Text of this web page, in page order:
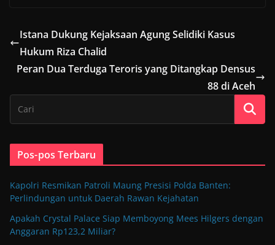
Istana Dukung Kejaksaan Agung Selidiki Kasus
Hukum Riza Chalid
Peran Dua Terduga Teroris yang Ditangkap Densus
88 di Aceh
Pos-pos Terbaru
Kapolri Resmikan Patroli Maung Presisi Polda Banten:
Perlindungan untuk Daerah Rawan Kejahatan
Apakah Crystal Palace Siap Memboyong Mees Hilgers dengan
Anggaran Rp123,2 Miliar?